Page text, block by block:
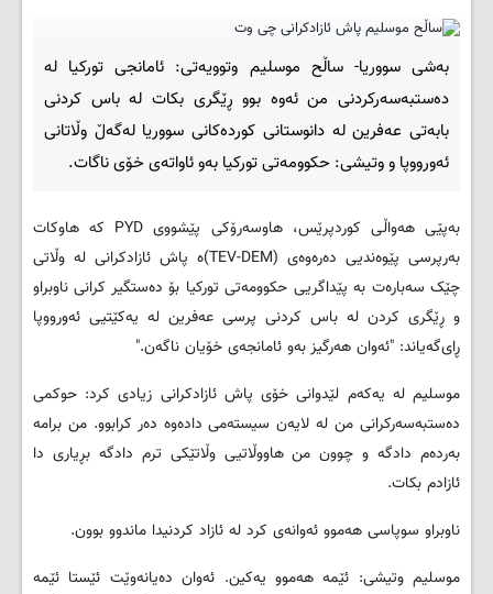
به‌شی سووریا- ساڵح موسلیم وتوویه‌تی: ئامانجی تورکیا له‌
ده‌ستبه‌سه‌رکردنی من ئه‌وه‌ بوو ڕێگری بکات له‌ باس کردنی
بابه‌تی عه‌فرین له‌ دانوستانی کورده‌کانی سووریا له‌گه‌ڵ وڵاتانی
ئه‌ورووپا و وتیشی: حکوومه‌تی تورکیا به‌و ئاواته‌ی خۆی ناگات.
به‌پێی هه‌واڵی کوردپرێس، هاوسه‌رۆکی پێشووی PYD که‌ هاوکات
به‌رپرسی پێوه‌ندیی ده‌ره‌وه‌ی (TEV-DEM)ه‌ پاش ئازادکرانی له‌ وڵاتی
چێک سه‌باره‌ت به‌ پێداگریی حکوومه‌تی تورکیا بۆ ده‌ستگیر کرانی ناوبراو
و ڕێگری کردن له‌ باس کردنی پرسی عه‌فرین له‌ یه‌کێتیی ئه‌ورووپا
ڕای‌گه‌یاند: "ئه‌وان هه‌رگیز به‌و ئامانجه‌ی خۆیان ناگه‌ن."
موسلیم له‌ یه‌که‌م لێدوانی خۆی پاش ئازادکرانی زیادی کرد: حوکمی
ده‌ستبه‌سه‌رکرانی من له‌ لایه‌ن سیسته‌می داده‌وه‌ ده‌ر کرابوو. من برامه‌
به‌رده‌م دادگه‌ و چوون من هاووڵاتیی وڵاتێکی ترم دادگه‌ بڕیاری دا
ئازادم بکات.
ناوبراو سوپاسی هه‌موو ئه‌وانه‌ی کرد له‌ ئازاد کردنیدا ماندوو بوون.
موسلیم وتیشی: ئێمه‌ هه‌موو یه‌کین. ئه‌وان ده‌یانه‌وێت ئێستا ئێمه‌